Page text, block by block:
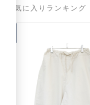
お気に入りランキング